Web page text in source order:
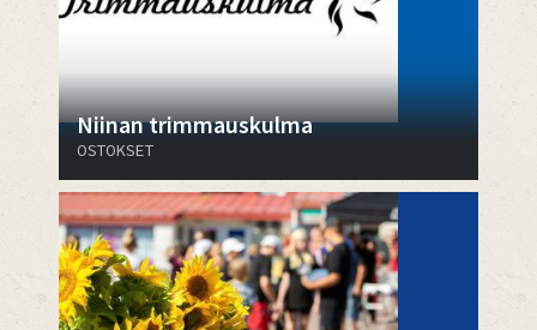
Niinan trimmauskulma
OSTOKSET